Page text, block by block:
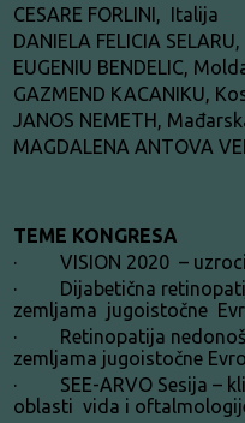
CESARE FORLINI, Italija
DANIELA FELICIA
EUGENIU BENDELIC,
GAZMEND KACANIKU,
JANOS NEMETH,
MAGDALENA ANTOVA
TEME KONGRESA
· VISION 2020 – uzroci
· Dijabetična
zemljama jugoistočne
· Retinopatija
zemljama jugoistočne
· SEE-ARVO Sesija –
oblasti vida i